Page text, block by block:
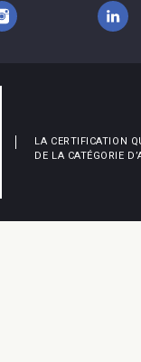
LA CERTIFICATION
DE LA CATÉGORIE